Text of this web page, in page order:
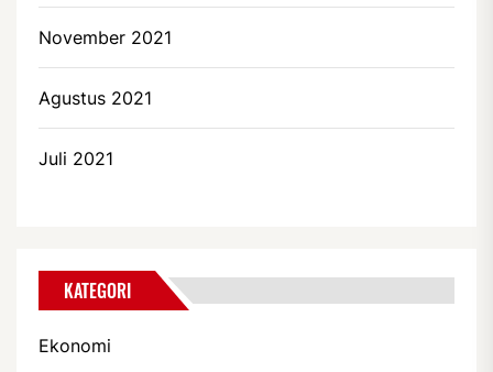
November 2021
Agustus 2021
Juli 2021
KATEGORI
Ekonomi